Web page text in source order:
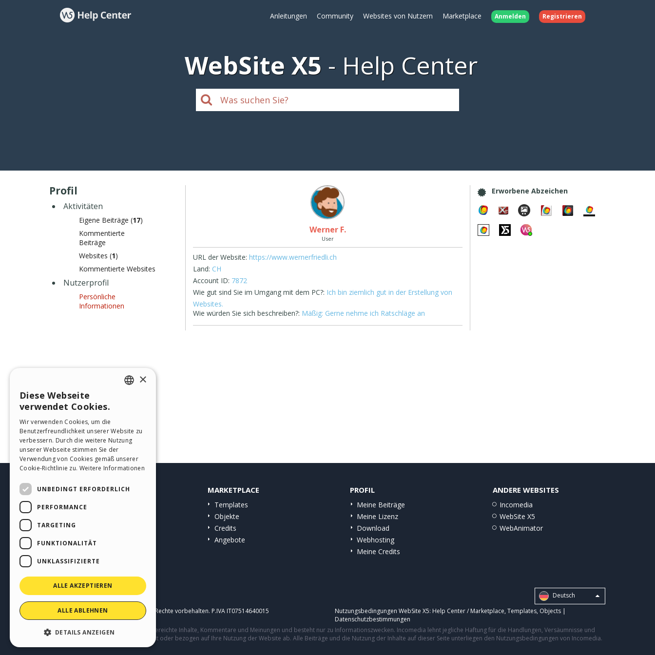
Anleitungen Community Websites von Nutzern Marketplace Anmelden Registrieren
WebSite X5 Help Center
Profil
Aktivitäten
Eigene Beiträge (17)
Kommentierte
Beiträge
Websites (1)
Kommentierte Websites
Nutzerprofil
Persönliche
Informationen
Werner F.
User
URL der Website: https://www.wernerfriedli.ch
Land: CH
Account ID: 7872
Wie gut sind Sie im Umgang mit dem PC?: Ich bin ziemlich gut in der Erstellung von
Websites.
Wie würden Sie sich beschreiben?: Mäßig: Gerne nehme ich Ratschläge an
Erworbene Abzeichen
HELP CENTER
Anleitungen
Websites von Nutzern
MARKETPLACE
Templates
Objekte
Credits
Angebote
PROFIL
Meine Beiträge
Meine Lizenz
Download
Webhosting
Meine Credits
ANDERE WEBSITES
Incomedia
WebSite X5
WebAnimator
Deutsch
Copyright © 2026Incomedia s.r.l. Alle Rechte vorbehalten. P.IVA IT07514640015 Nutzungsbedingungen WebSite X5: Help Center / Marketplace, Templates, Objects |
Datenschutzbestimmungen
Diese Seite enthält von Benutzern eingereichte Inhalte, Kommentare und Meinungen und besteht nur zu Informationszwecken. Incomedia lehnt jegliche Haftung für die Handlungen, Versäumnisse und
Verhalten von Dritten in Verbindung mit oder bezogen auf Ihre Nutzung der Website ab. Alle Beiträge und die Nutzung der Inhalte auf dieser Seite unterliegen den Nutzungsbedingungen von Incomedia.
GERMAN
SPANISH
PORTUGUESE
×
Diese Webseite
verwendet Cookies.
Wir verwenden Cookies, um die
Benutzerfreundlichkeit unserer Website zu
verbessern. Durch die weitere Nutzung
unserer Webseite stimmen Sie der
Verwendung von Cookies gemäß unserer
Cookie-Richtlinie zu. Weitere Informationen
UNBEDINGT ERFORDERLICH
PERFORMANCE
TARGETING
FUNKTIONALITÄT
UNKLASSIFIZIERTE
ALLE AKZEPTIEREN
ALLE ABLEHNEN
DETAILS ANZEIGEN